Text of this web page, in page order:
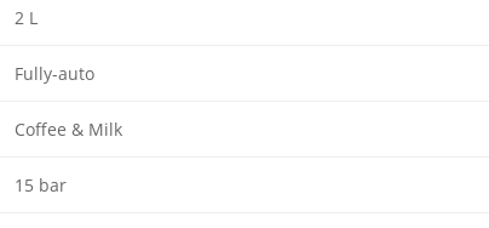
2 L
Fully-auto
Coffee & Milk
15 bar